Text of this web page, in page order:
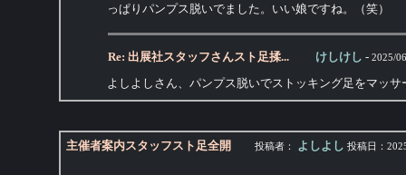
っぱりパンプス脱いでました。いい娘ですね。（笑）
Re: 出展社スタッフさんスト足揉... けしけし - 2025/
よしよしさん、パンプス脱いでストッキング足をマッ
主催者案内スタッフスト足全開 投稿者： よしよし 投稿日：